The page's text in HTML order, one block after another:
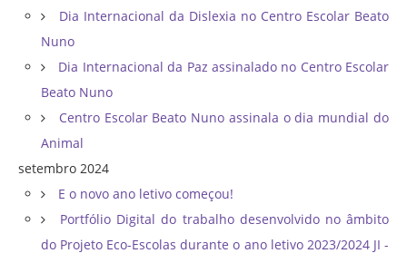
Dia Internacional da Dislexia no Centro Escolar Beato
Nuno
Dia Internacional da Paz assinalado no Centro Escolar
Beato Nuno
Centro Escolar Beato Nuno assinala o dia mundial do
Animal
setembro 2024
E o novo ano letivo começou!
Portfólio Digital do trabalho desenvolvido no âmbito
do Projeto Eco-Escolas durante o ano letivo 2023/2024 JI -